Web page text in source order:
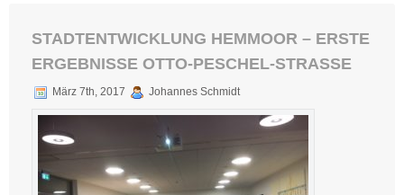
STADTENTWICKLUNG HEMMOOR – ERSTE
ERGEBNISSE OTTO-PESCHEL-STRASSE
März 7th, 2017 Johannes Schmidt